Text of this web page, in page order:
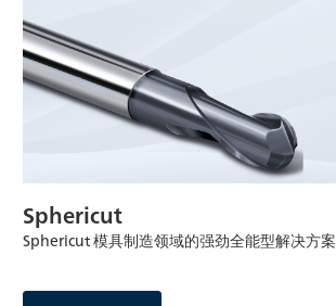
Sphericut
Sphericut 模具制造领域的强劲全能型解决方案